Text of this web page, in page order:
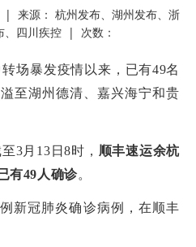
来源： 杭州发布、湖州发布、浙
、四川疾控 | 次数：
场暴发疫情以来，已有49名
至湖州德清、嘉兴海宁和贵
3月13日8时， 顺丰速运余杭
有49人确诊。
新冠肺炎确诊病例，在顺丰